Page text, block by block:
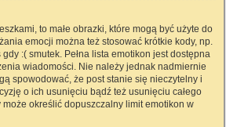
to małe obrazki, które mogą być użyte do
emocji można też stosować krótkie kody, np.
:( smutek. Pełna lista emotikon jest dostępna
wiadomości. Nie należy jednak nadmiernie
spowodować, że post stanie się nieczytelny i
o ich usunięciu bądź też usunięciu całego
może określić dopuszczalny limit emotikon w